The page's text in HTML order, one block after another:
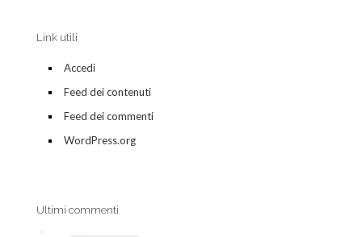
Link utili
Accedi
Feed dei contenuti
Feed dei commenti
WordPress.org
Ultimi commenti